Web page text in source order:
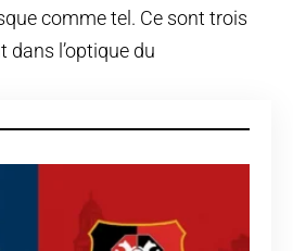
comme tel. Ce sont trois
l’optique du